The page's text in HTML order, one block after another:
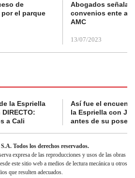
de
el parque
Abogados
convenios ente
AMC
13/07/2023
la Espriella
a Cali
Así fue el
la Espriella con
antes de su
Todos los derechos reservados.
expresa de las reproducciones y usos de las obras
este sitio web a medios de lectura mecánica u otros
que resulten adecuados.